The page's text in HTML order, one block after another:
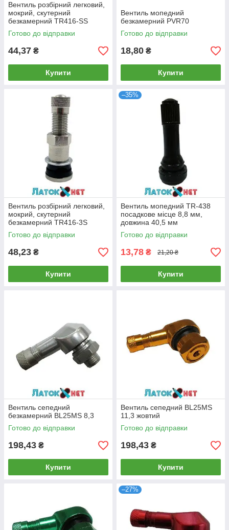
Вентиль розбірний легковий,
мокрий, скутерний
безкамерний TR416-SS
Готово до відправки
44,37 ₴
Купити
Вентиль мопедний
безкамерний PVR70
Готово до відправки
18,80 ₴
Купити
Вентиль розбірний легковий,
мокрий, скутерний
безкамерний TR416-3S
Готово до відправки
48,23 ₴
Купити
–35%
Вентиль мопедний TR-438
посадкове місце 8,8 мм,
довжина 40,5 мм
Готово до відправки
13,78 ₴ 21,20 ₴
Купити
Вентиль сепедний
безкамерний BL25MS 8,3
Готово до відправки
198,43 ₴
Купити
Вентиль сепедний BL25MS
11,3 жовтий
Готово до відправки
198,43 ₴
Купити
–27%